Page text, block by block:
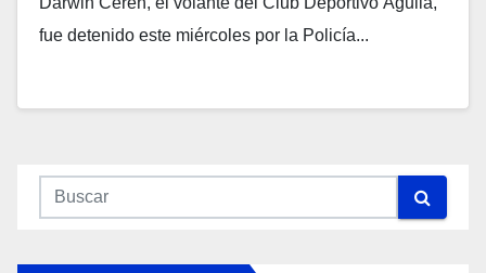
fue detenido este miércoles por la Policía...